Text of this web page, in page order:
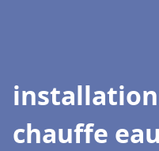
chauffe